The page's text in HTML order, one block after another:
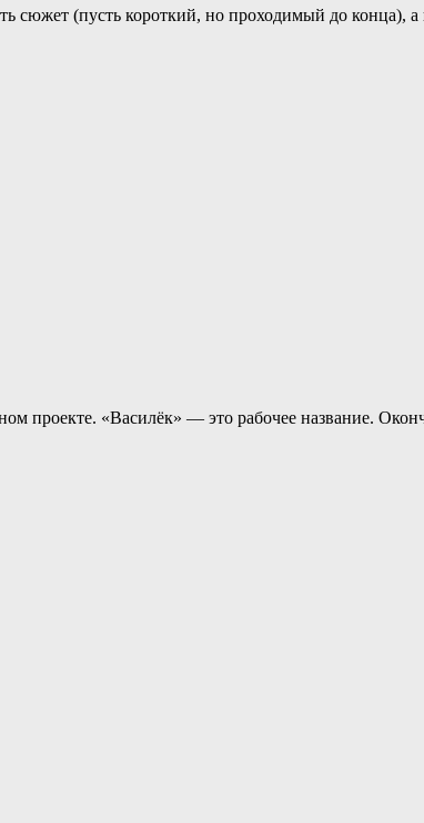
сюжет (пусть короткий, но проходимый до конца),
проекте. «Василёк» — это рабочее название.